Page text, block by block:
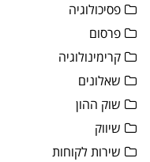
פסיכולוגיה
פרסום
קרימינולוגיה
שאלונים
שוק ההון
שיווק
שירות לקוחות